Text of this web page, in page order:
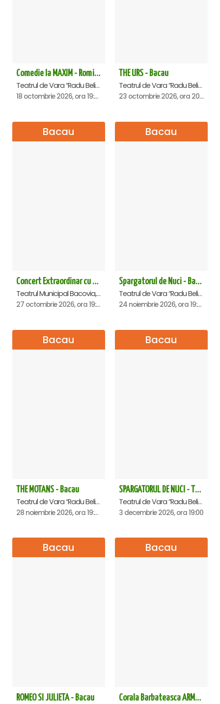
Comedie la MAXIM - Romica Tociu si Cornel Palade - Bacau
Teatrul de Vara “Radu Beligan”, Bacau
18 octombrie 2026, ora 19:30
THE URS - Bacau
Teatrul de Vara “Radu Beligan”, Bacau
23 octombrie 2026, ora 20:00
Bacau
Concert Extraordinar cu tenorul Paul Celmare - Bacau
Teatrul Municipal Bacovia, Bacau
27 octombrie 2026, ora 19:00
Bacau
Spargatorul de Nuci - Bacau
Teatrul de Vara “Radu Beligan”, Bacau
24 noiembrie 2026, ora 19:00
Bacau
THE MOTANS - Bacau
Teatrul de Vara “Radu Beligan”, Bacau
28 noiembrie 2026, ora 19:00
Bacau
SPARGATORUL DE NUCI - Turneu National - Bacau
Teatrul de Vara “Radu Beligan”, Bacau
3 decembrie 2026, ora 19:00
Bacau
ROMEO SI JULIETA - Bacau
Bacau
Corala Barbateasca ARMONIA - Bacau